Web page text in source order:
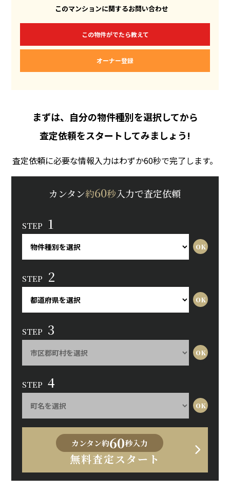
このマンションに関するお問い合わせ
この物件がでたら教えて
オーナー登録
まずは、自分の物件種別を選択してから
査定依頼をスタートしてみましょう!
査定依頼に必要な情報入力はわずか60秒で完了します。
カンタン約60秒入力で査定依頼
STEP 1
STEP 2
STEP 3
STEP 4
カンタン約60秒入力
無料査定スタート